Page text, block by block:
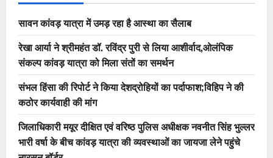
सावन कांवड़ यात्रा में उमड़ रहा है आस्था का सैलाब
रेखा आर्या ने श्रीमहंत डॉ. रविंद्र पुरी से लिया आशीर्वाद,ओलंपिक
संकल्प कांवड़ यात्रा को मिला संतों का समर्थन
संभल हिंसा की रिपोर्ट ने किया देशद्रोहियों का पर्दाफाश;विहिप ने की
कठोर कार्यवाही की मांग
जिलाधिकारी मयूर दीक्षित एवं वरिष्ठ पुलिस अधीक्षक नवनीत सिंह भुल्लर
भारी वर्षा के बीच कांवड़ यात्रा की व्यवस्थाओं का जायजा लेने पहुंचे